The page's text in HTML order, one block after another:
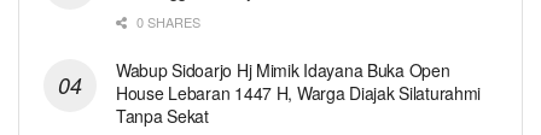
0 SHARES
Wabup Sidoarjo Hj Mimik Idayana Buka Open
House Lebaran 1447 H, Warga Diajak Silaturahmi
Tanpa Sekat